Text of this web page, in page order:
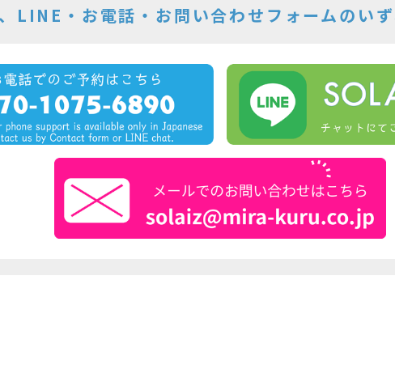
LINE・お電話・お問い合わせフォームのい